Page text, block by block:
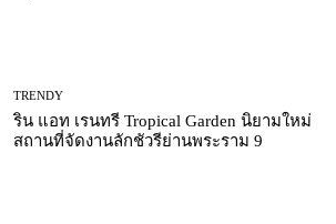
TRENDY
ริน แอท เรนทรี Tropical Garden นิยามใหม่
สถานที่จัดงานลักชัวรีย่านพระราม 9